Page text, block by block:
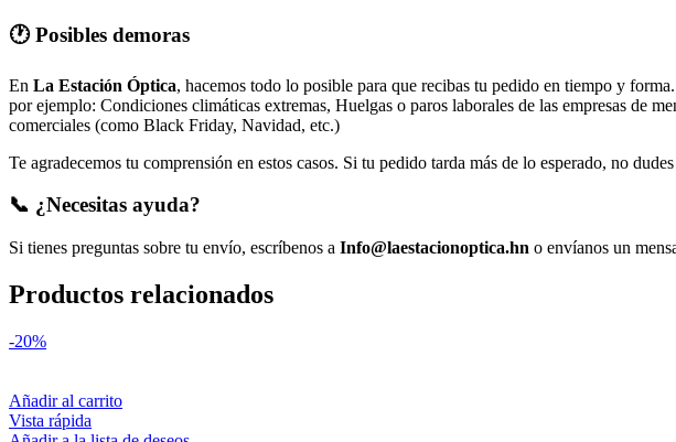
🕐 Posibles demoras
En La Estación Óptica, hacemos todo lo posible para que recibas tu pedido en tiempo y
por ejemplo: Condiciones climáticas extremas, Huelgas o paros laborales de las empresas de
comerciales (como Black Friday, Navidad, etc.)
Te agradecemos tu comprensión en estos casos. Si tu pedido tarda más de lo esperado, no
📞 ¿Necesitas ayuda?
Si tienes preguntas sobre tu envío, escríbenos a Info@laestacionoptica.hn o envíanos un
Productos relacionados
-20%
Añadir al carrito
Vista rápida